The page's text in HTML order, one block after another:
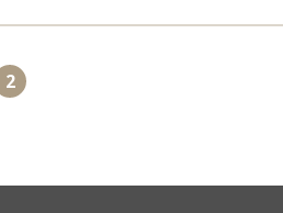
2